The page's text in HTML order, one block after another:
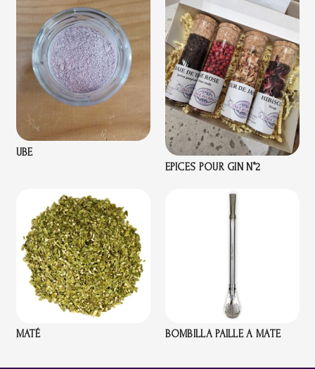
UBE
EPICES POUR GIN N°2
MATÉ BOMBILLA PAILLE A MATE